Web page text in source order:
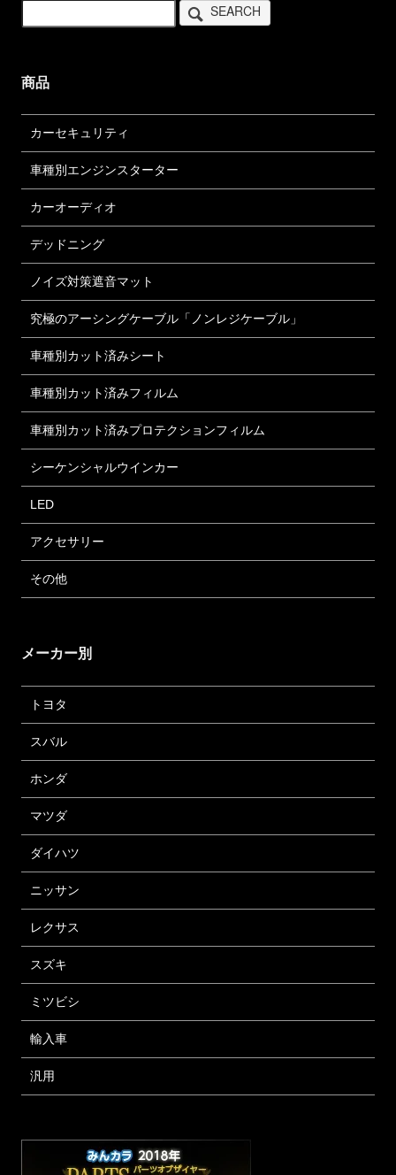
SEARCH
商品
カーセキュリティ
車種別エンジンスターター
カーオーディオ
デッドニング
ノイズ対策遮音マット
究極のアーシングケーブル「ノンレジケーブル」
車種別カット済みシート
車種別カット済みフィルム
車種別カット済みプロテクションフィルム
シーケンシャルウインカー
LED
アクセサリー
その他
メーカー別
トヨタ
スバル
ホンダ
マツダ
ダイハツ
ニッサン
レクサス
スズキ
ミツビシ
輸入車
汎用